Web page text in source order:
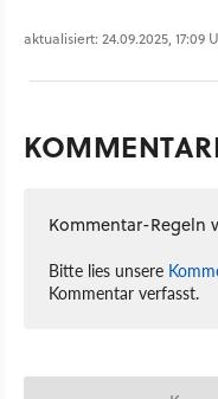
aktualisiert: 24.09.2025, 17:09
Kommentar-Regeln
Bitte lies unsere
Kommentar verfasst.